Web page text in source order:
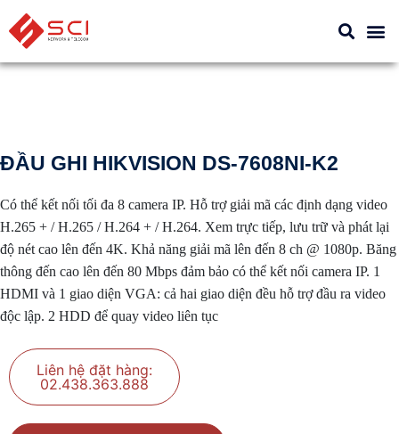
ĐẦU GHI HIKVISION DS-7608NI-K2
Có thể kết nối tối đa 8 camera IP. Hỗ trợ giải mã các định dạng video
H.265 + / H.265 / H.264 + / H.264. Xem trực tiếp, lưu trữ và phát lại
độ nét cao lên đến 4K. Khả năng giải mã lên đến 8 ch @ 1080p. Băng
thông đến cao lên đến 80 Mbps đảm bảo có thể kết nối camera IP. 1
HDMI và 1 giao diện VGA: cả hai giao diện đều hỗ trợ đầu ra video
độc lập. 2 HDD để quay video liên tục
Liên hệ đặt hàng:
02.438.363.888